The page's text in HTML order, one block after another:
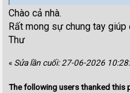
Chào cả nhà.
Rất mong sự chung tay giúp
Thư
« Sửa lần cuối: 27-06-2026
The following users thanked this